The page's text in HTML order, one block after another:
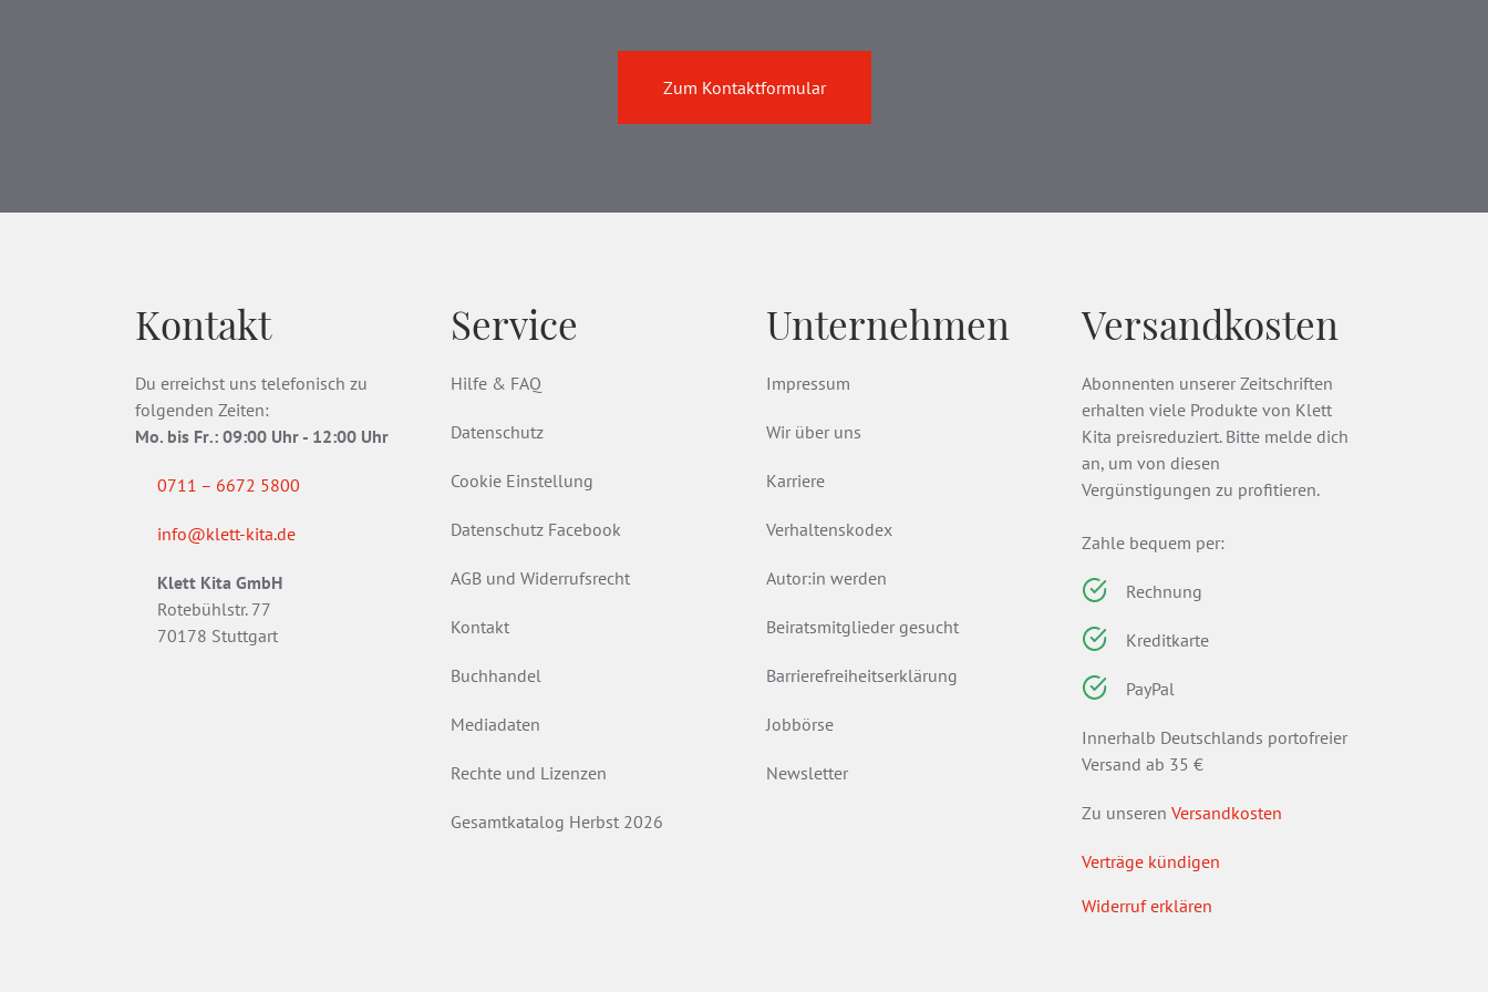
Zum Kontaktformular
Kontakt
Du erreichst uns telefonisch zu
folgenden Zeiten:
Mo. bis Fr.: 09:00 Uhr - 12:00 Uhr
0711 – 6672 5800
info@klett-kita.de
Klett Kita GmbH
Rotebühlstr. 77
70178 Stuttgart
Service
Hilfe & FAQ
Datenschutz
Cookie Einstellung
Datenschutz Facebook
AGB und Widerrufsrecht
Kontakt
Buchhandel
Mediadaten
Rechte und Lizenzen
Gesamtkatalog Herbst 2026
Unternehmen
Impressum
Wir über uns
Karriere
Verhaltenskodex
Autor:in werden
Beiratsmitglieder gesucht
Barrierefreiheitserklärung
Jobbörse
Newsletter
Versandkosten
Abonnenten unserer Zeitschriften
erhalten viele Produkte von Klett
Kita preisreduziert. Bitte melde dich
an, um von diesen
Vergünstigungen zu profitieren.
Zahle bequem per:
Rechnung
Kreditkarte
PayPal
Innerhalb Deutschlands portofreier
Versand ab 35 €
Zu unseren Versandkosten
Verträge kündigen
Widerruf erklären